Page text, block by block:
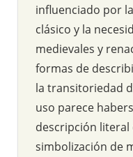
influenciado por
clásico y la
medievales y
formas de
la transitoriedad
uso parece
descripción literal
simbolización de